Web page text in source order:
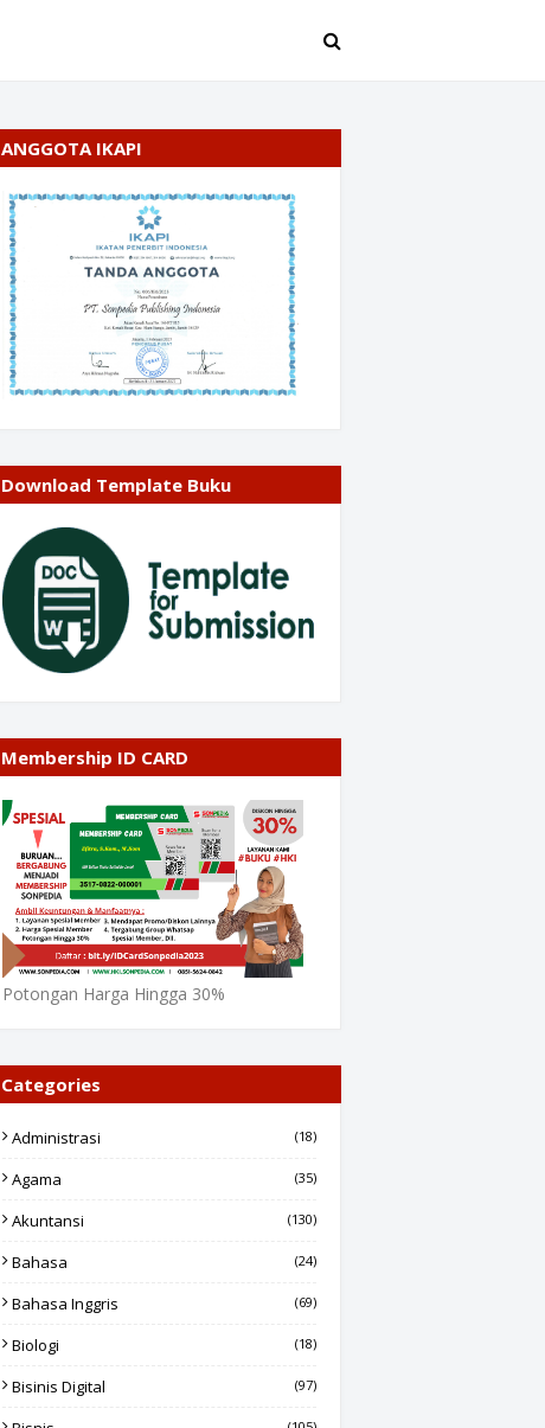
ANGGOTA IKAPI
Download Template Buku
Membership ID CARD
Potongan Harga Hingga 30%
Categories
Administrasi (18)
Agama (35)
Akuntansi (130)
Bahasa (24)
Bahasa Inggris (69)
Biologi (18)
Bisinis Digital (97)